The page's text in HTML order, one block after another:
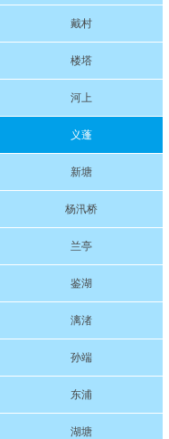
戴村
楼塔
河上
义蓬
新塘
杨汛桥
兰亭
鉴湖
漓渚
孙端
东浦
湖塘